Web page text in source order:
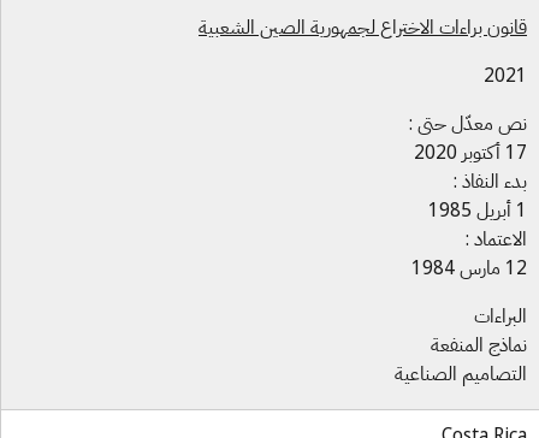
براءات الاختراع لجمهورية الصين الشعبية
معدّل حتى :
النفاذ :
:
المنفعة
الصناعية